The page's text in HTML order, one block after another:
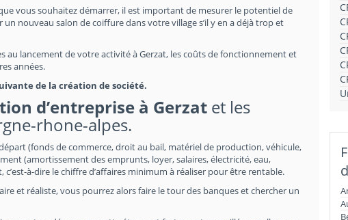
vous souhaitez démarrer, il est important de mesurer le potentiel de
nouveau salon de coiffure dans votre village s’il y en a déjà trop et
au lancement de votre activité à Gerzat, les coûts de fonctionnement et
années.
de la création de société.
d’entreprise à Gerzat et les
rhone-alpes.
(fonds de commerce, droit au bail, matériel de production, véhicule,
(amortissement des emprunts, loyer, salaires, électricité, eau,
à-dire le chiffre d’affaires minimum à réaliser pour être rentable.
et réaliste, vous pourrez alors faire le tour des banques et chercher un